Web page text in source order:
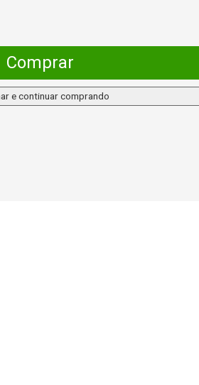
Comprar
e continuar comprando